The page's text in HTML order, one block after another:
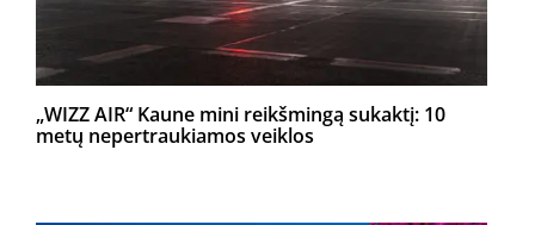
„WIZZ AIR“ Kaune mini reikšmingą sukaktį: 10
metų nepertraukiamos veiklos